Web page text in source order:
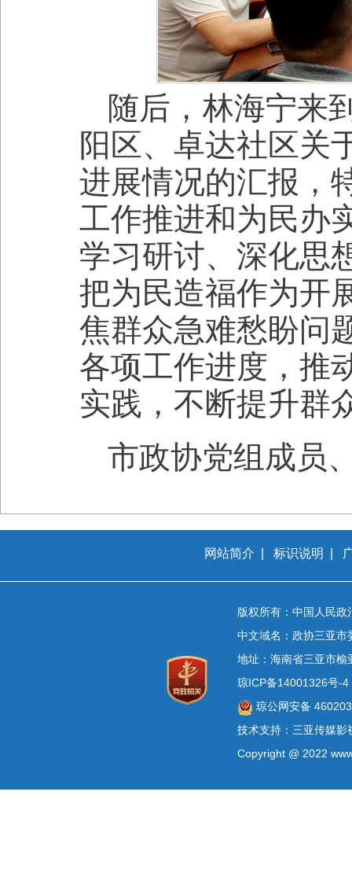
随后，林海宁来
阳区、卓达社区关
进展情况的汇报，
工作推进和为民办
学习研讨、深化思
把为民造福作为开
焦群众急难愁盼问
各项工作进度，推
实践，不断提升群
市政协党组成员
网站简介 标识说明
版权所有：中国人民
中文域名：政协三亚市
地址：海南省三亚市榆
琼ICP备14001326号-4
琼公网安备
技术支持：三亚传媒影
Copyright @ 2022